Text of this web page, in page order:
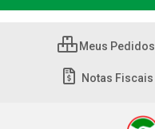
Meus Pedidos
Notas Fiscais